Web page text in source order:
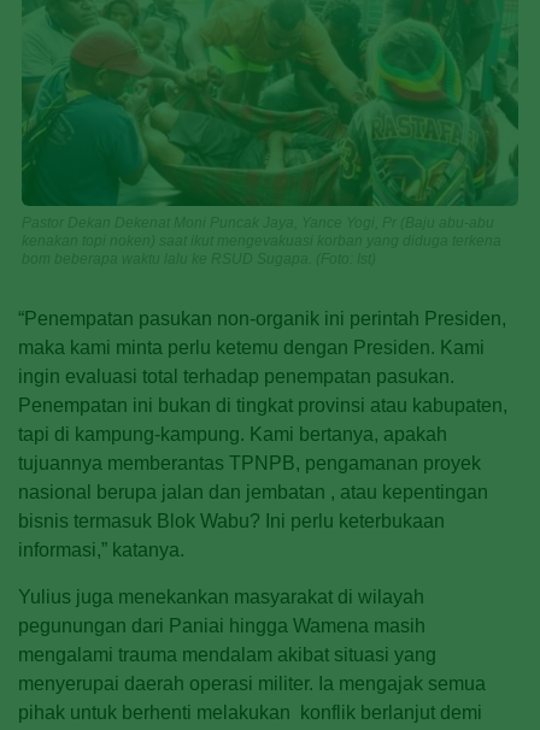
“Penempatan pasukan non-organik ini perintah Presiden,
maka kami minta perlu ketemu dengan Presiden. Kami
ingin evaluasi total terhadap penempatan pasukan.
Penempatan ini bukan di tingkat provinsi atau kabupaten,
tapi di kampung-kampung. Kami bertanya, apakah
tujuannya memberantas TPNPB, pengamanan proyek
nasional berupa jalan dan jembatan , atau kepentingan
bisnis termasuk Blok Wabu? Ini perlu keterbukaan
informasi,” katanya.
Yulius juga menekankan masyarakat di wilayah
pegunungan dari Paniai hingga Wamena masih
mengalami trauma mendalam akibat situasi yang
menyerupai daerah operasi militer. Ia mengajak semua
pihak untuk berhenti melakukan konflik berlanjut demi